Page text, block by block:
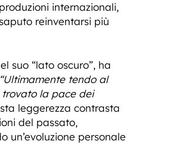
internazionali,
reinventarsi più
suo “lato oscuro”, ha
“Ultimamente tendo al
trovato la pace dei
leggerezza contrasta
del passato,
un’evoluzione personale